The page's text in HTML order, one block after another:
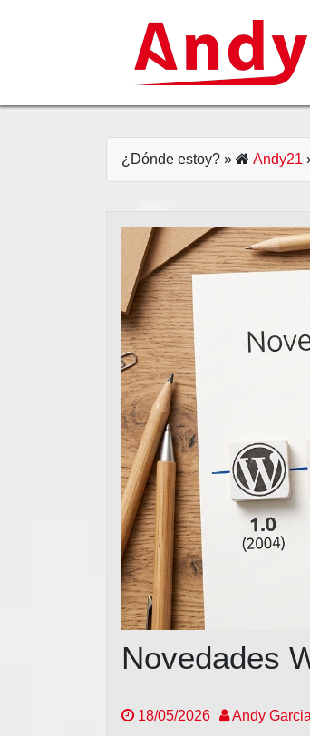
¿Dónde estoy? » Andy21
Novedades
18/05/2026 Andy Garcia